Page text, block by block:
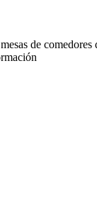
de